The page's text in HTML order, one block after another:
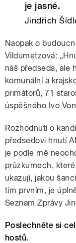
je jasné.
Jindřich
Naopak o
Vildumetzová:
náš předseda, ale
komunální a
primátorů, 71
úspěšného Ivo
Rozhodnutí o
předsedovi hnutí
je podle mě
průzkumech,
ukazují, jakou
tím prvním, je
Seznam Zprávy
Poslechněte si
hostů.